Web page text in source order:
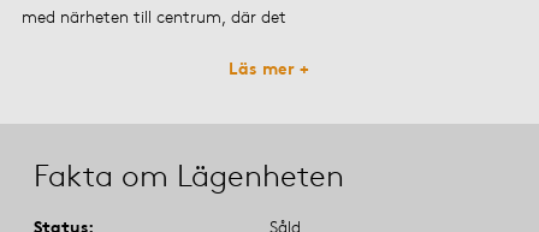
med närheten till centrum, där det
Läs mer +
Fakta om Lägenheten
Status
Såld